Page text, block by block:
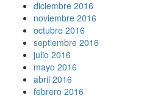
diciembre 2016
noviembre 2016
octubre 2016
septiembre 2016
julio 2016
mayo 2016
abril 2016
febrero 2016